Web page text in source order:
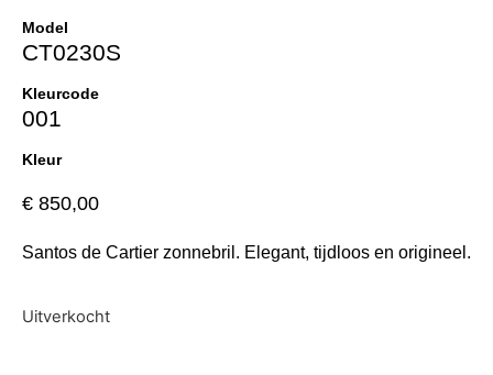
Model
CT0230S
Kleurcode
001
Kleur
€ 850,00
Santos de Cartier zonnebril. Elegant, tijdloos en origineel.
Uitverkocht